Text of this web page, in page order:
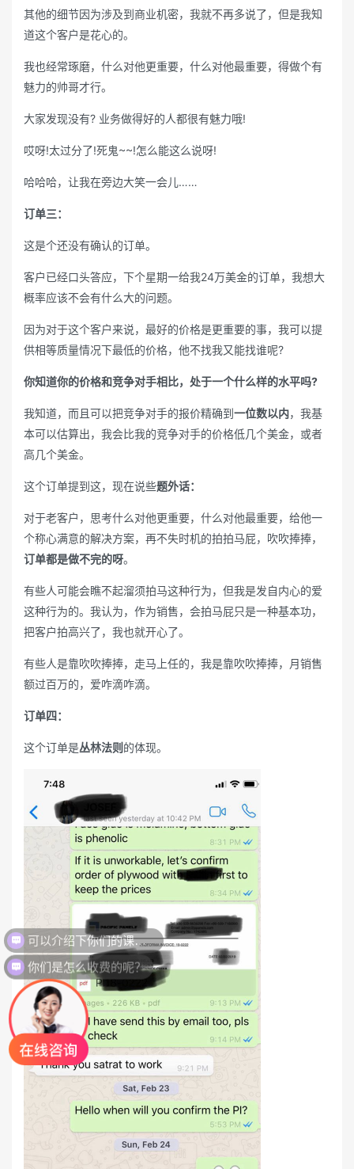
其他的细节因为涉及到商业机密，我就不再多说了，但是我知
道这个客户是花心的。
我也经常琢磨，什么对他更重要，什么对他最重要，得做个有
魅力的帅哥才行。
大家发现没有? 业务做得好的人都很有魅力哦!
哎呀!太过分了!死鬼~~!怎么能这么说呀!
哈哈哈，让我在旁边大笑一会儿……
订单三：
这是个还没有确认的订单。
客户已经口头答应，下个星期一给我24万美金的订单，我想大
概率应该不会有什么大的问题。
因为对于这个客户来说，最好的价格是更重要的事，我可以提
供相等质量情况下最低的价格，他不找我又能找谁呢?
你知道你的价格和竞争对手相比，处于一个什么样的水平吗?
我知道，而且可以把竞争对手的报价精确到一位数以内，我基
本可以估算出，我会比我的竞争对手的价格低几个美金，或者
高几个美金。
这个订单提到这，现在说些题外话：
对于老客户，思考什么对他更重要，什么对他最重要，给他一
个称心满意的解决方案，再不失时机的拍拍马屁，吹吹捧捧，
订单都是做不完的呀。
有些人可能会瞧不起溜须拍马这种行为，但我是发自内心的爱
这种行为的。我认为，作为销售，会拍马屁只是一种基本功，
把客户拍高兴了，我也就开心了。
有些人是靠吹吹捧捧，走马上任的，我是靠吹吹捧捧，月销售
额过百万的，爱咋滴咋滴。
订单四：
这个订单是丛林法则 的体现。
你们是怎么收费的呢？